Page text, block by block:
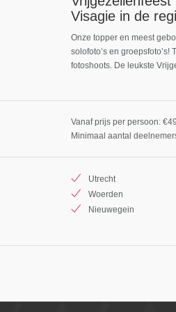
Visagie in de
Onze topper en meest
solofoto’s en
fotoshoots. De leukste
Vanaf prijs per persoon:
Minimaal aantal
Utrecht
Woerden
Nieuwegein